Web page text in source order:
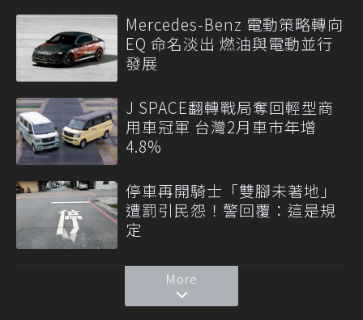
Mercedes-Benz 電動策略轉向
EQ 命名淡出 燃油與電動並行
發展
J SPACE翻轉戰局奪回輕型商
用車冠軍 台灣2月車市年增
4.8%
停車再開騎士「雙腳未著地」
遭罰引民怨！警回覆：這是規
定
More